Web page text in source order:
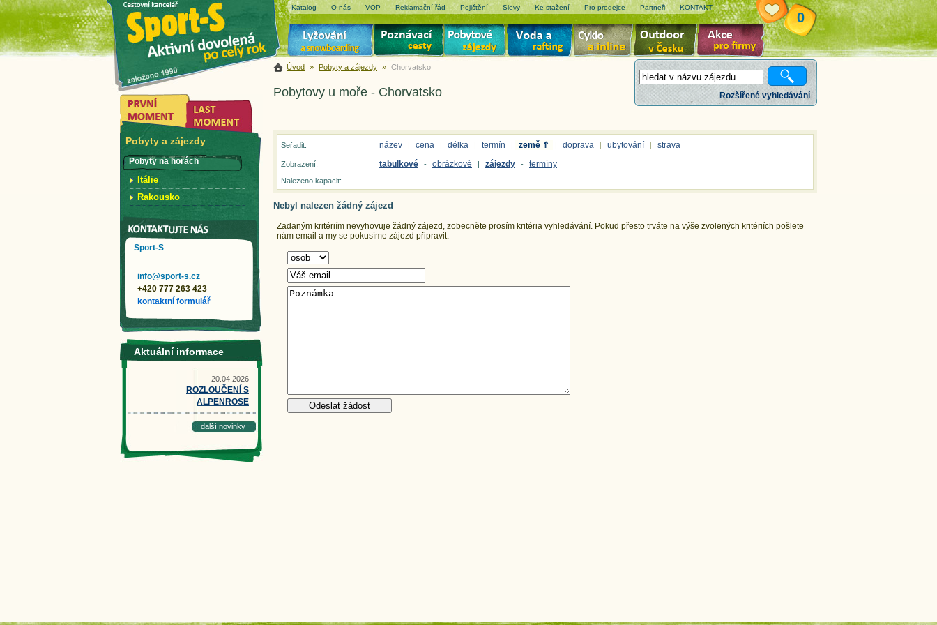
Katalog O nás VOP Reklamační řád Pojištění Slevy Ke stažení Pro prodejce Partneři KONTAKT
0
Rozšířené vyhledávání
Úvod » Pobyty a zájezdy » Chorvatsko
Pobytovy u moře - Chorvatsko
Seřadit: název | cena | délka | termín | země ⇑ | doprava | ubytování | strava
Zobrazení: tabulkové - obrázkové | zájezdy - termíny
Nalezeno kapacit:
Nebyl nalezen žádný zájezd
Zadaným kritériím nevyhovuje žádný zájezd, zobecněte prosím kritéria vyhledávání. Pokud přesto trváte na výše zvolených kritériích pošlete
nám email a my se pokusíme zájezd připravit.
Pobyty a zájezdy
Pobyty na horách
Itálie
Rakousko
Sport-S
info@sport-s.cz
+420 777 263 423
kontaktní formulář
Aktuální informace
20.04.2026
ROZLOUČENÍ S
ALPENROSE
další novinky